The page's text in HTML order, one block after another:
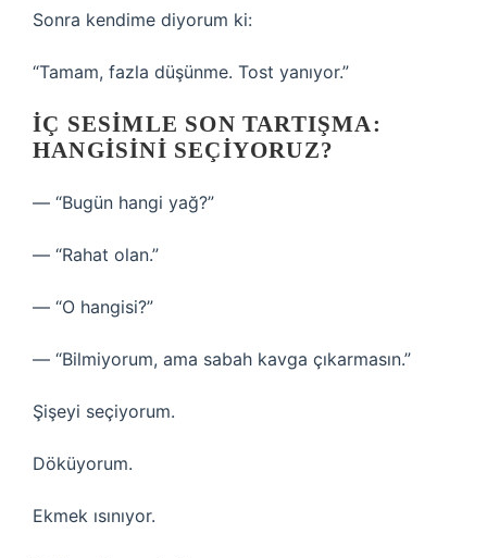
Sonra kendime diyorum ki:
“Tamam, fazla düşünme. Tost yanıyor.”
İÇ SESIMLE SON TARTIŞMA:
HANGISINI SEÇIYORUZ?
— “Bugün hangi yağ?”
— “Rahat olan.”
— “O hangisi?”
— “Bilmiyorum, ama sabah kavga çıkarmasın.”
Şişeyi seçiyorum.
Döküyorum.
Ekmek ısınıyor.